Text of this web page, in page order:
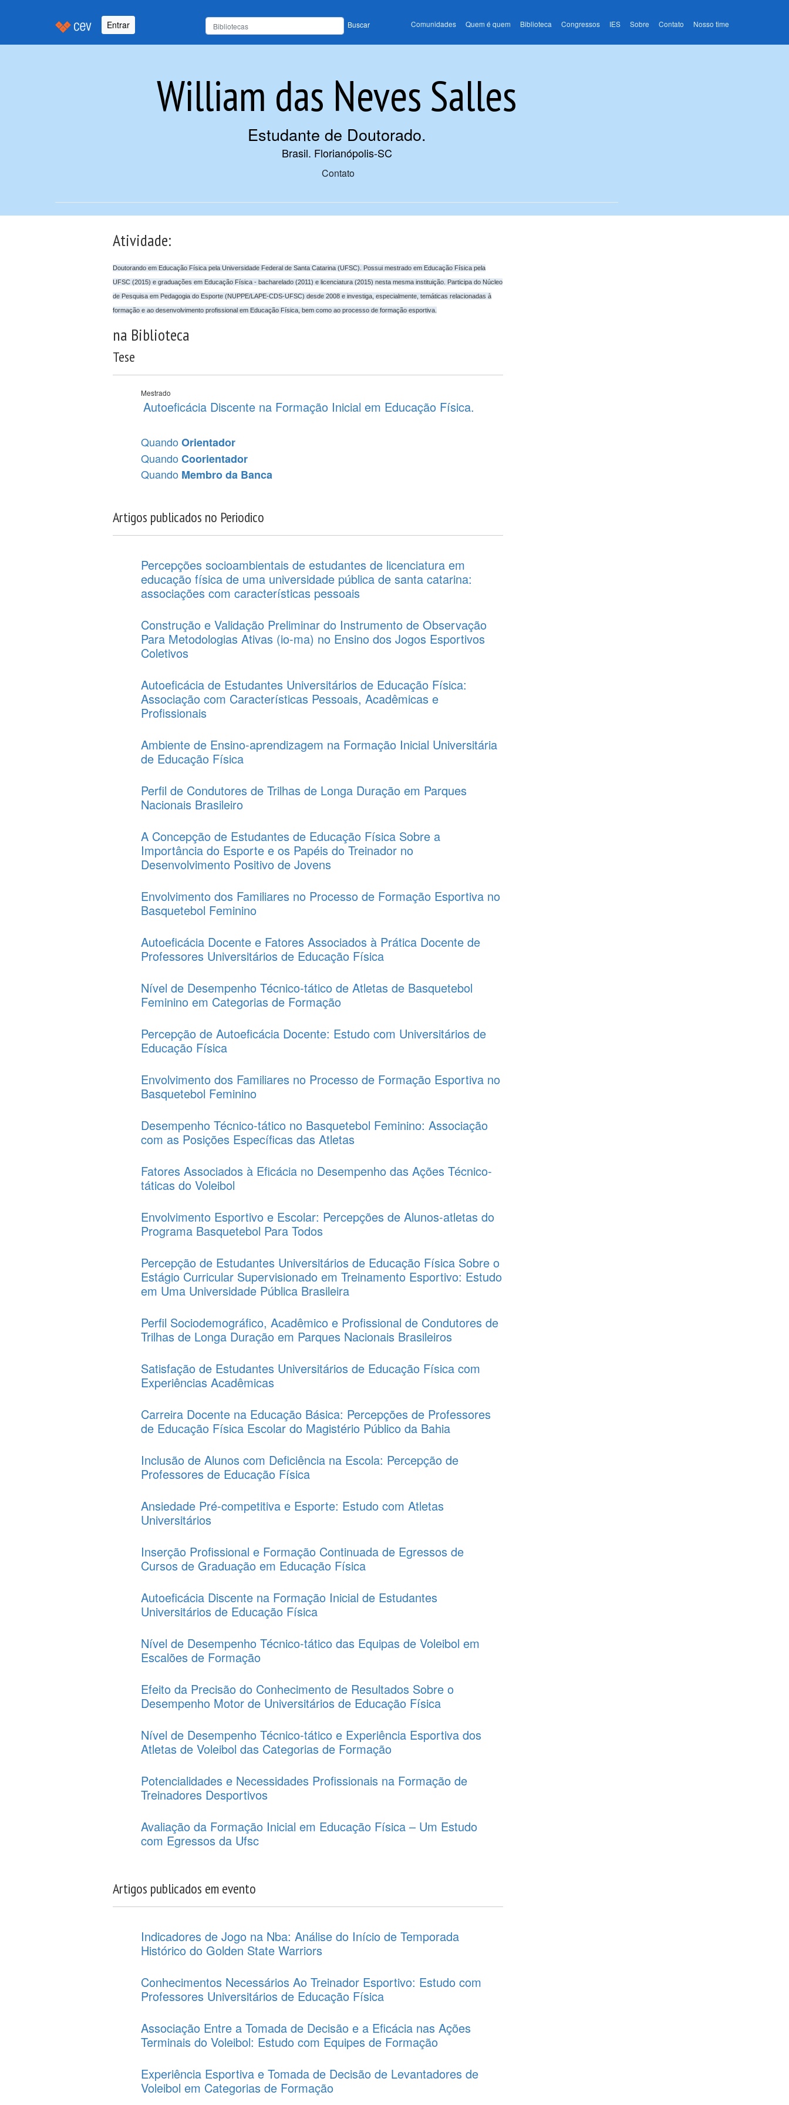
Entrar Buscar Comunidades Quem é quem Biblioteca Congressos IES Sobre Contato Nosso time
William das Neves Salles
Estudante de Doutorado.
Brasil. Florianópolis-SC
Contato
Atividade:
Doutorando em Educação Física pela Universidade Federal de Santa Catarina (UFSC). Possui mestrado em Educação Física pela
UFSC (2015) e graduações em Educação Física - bacharelado (2011) e licenciatura (2015) nesta mesma instituição. Participa do Núcleo
de Pesquisa em Pedagogia do Esporte (NUPPE/LAPE-CDS-UFSC) desde 2008 e investiga, especialmente, temáticas relacionadas à
formação e ao desenvolvimento profissional em Educação Física, bem como ao processo de formação esportiva.
na Biblioteca
Tese
Mestrado
Autoeficácia Discente na Formação Inicial em Educação Física.
QuandoOrientador
QuandoCoorientador
Quando Membro da Banca
Artigos publicados no Periodico
Percepções socioambientais de estudantes de licenciatura em
educação física de uma universidade pública de santa catarina:
associações com características pessoais
Construção e Validação Preliminar do Instrumento de Observação
Para Metodologias Ativas (io-ma) no Ensino dos Jogos Esportivos
Coletivos
Autoeficácia de Estudantes Universitários de Educação Física:
Associação com Características Pessoais, Acadêmicas e
Profissionais
Ambiente de Ensino-aprendizagem na Formação Inicial Universitária
de Educação Física
Perfil de Condutores de Trilhas de Longa Duração em Parques
Nacionais Brasileiro
A Concepção de Estudantes de Educação Física Sobre a
Importância do Esporte e os Papéis do Treinador no
Desenvolvimento Positivo de Jovens
Envolvimento dos Familiares no Processo de Formação Esportiva no
Basquetebol Feminino
Autoeficácia Docente e Fatores Associados à Prática Docente de
Professores Universitários de Educação Física
Nível de Desempenho Técnico-tático de Atletas de Basquetebol
Feminino em Categorias de Formação
Percepção de Autoeficácia Docente: Estudo com Universitários de
Educação Física
Envolvimento dos Familiares no Processo de Formação Esportiva no
Basquetebol Feminino
Desempenho Técnico-tático no Basquetebol Feminino: Associação
com as Posições Específicas das Atletas
Fatores Associados à Eficácia no Desempenho das Ações Técnico-
táticas do Voleibol
Envolvimento Esportivo e Escolar: Percepções de Alunos-atletas do
Programa Basquetebol Para Todos
Percepção de Estudantes Universitários de Educação Física Sobre o
Estágio Curricular Supervisionado em Treinamento Esportivo: Estudo
em Uma Universidade Pública Brasileira
Perfil Sociodemográfico, Acadêmico e Profissional de Condutores de
Trilhas de Longa Duração em Parques Nacionais Brasileiros
Satisfação de Estudantes Universitários de Educação Física com
Experiências Acadêmicas
Carreira Docente na Educação Básica: Percepções de Professores
de Educação Física Escolar do Magistério Público da Bahia
Inclusão de Alunos com Deficiência na Escola: Percepção de
Professores de Educação Física
Ansiedade Pré-competitiva e Esporte: Estudo com Atletas
Universitários
Inserção Profissional e Formação Continuada de Egressos de
Cursos de Graduação em Educação Física
Autoeficácia Discente na Formação Inicial de Estudantes
Universitários de Educação Física
Nível de Desempenho Técnico-tático das Equipas de Voleibol em
Escalões de Formação
Efeito da Precisão do Conhecimento de Resultados Sobre o
Desempenho Motor de Universitários de Educação Física
Nível de Desempenho Técnico-tático e Experiência Esportiva dos
Atletas de Voleibol das Categorias de Formação
Potencialidades e Necessidades Profissionais na Formação de
Treinadores Desportivos
Avaliação da Formação Inicial em Educação Física – Um Estudo
com Egressos da Ufsc
Artigos publicados em evento
Indicadores de Jogo na Nba: Análise do Início de Temporada
Histórico do Golden State Warriors
Conhecimentos Necessários Ao Treinador Esportivo: Estudo com
Professores Universitários de Educação Física
Associação Entre a Tomada de Decisão e a Eficácia nas Ações
Terminais do Voleibol: Estudo com Equipes de Formação
Experiência Esportiva e Tomada de Decisão de Levantadores de
Voleibol em Categorias de Formação